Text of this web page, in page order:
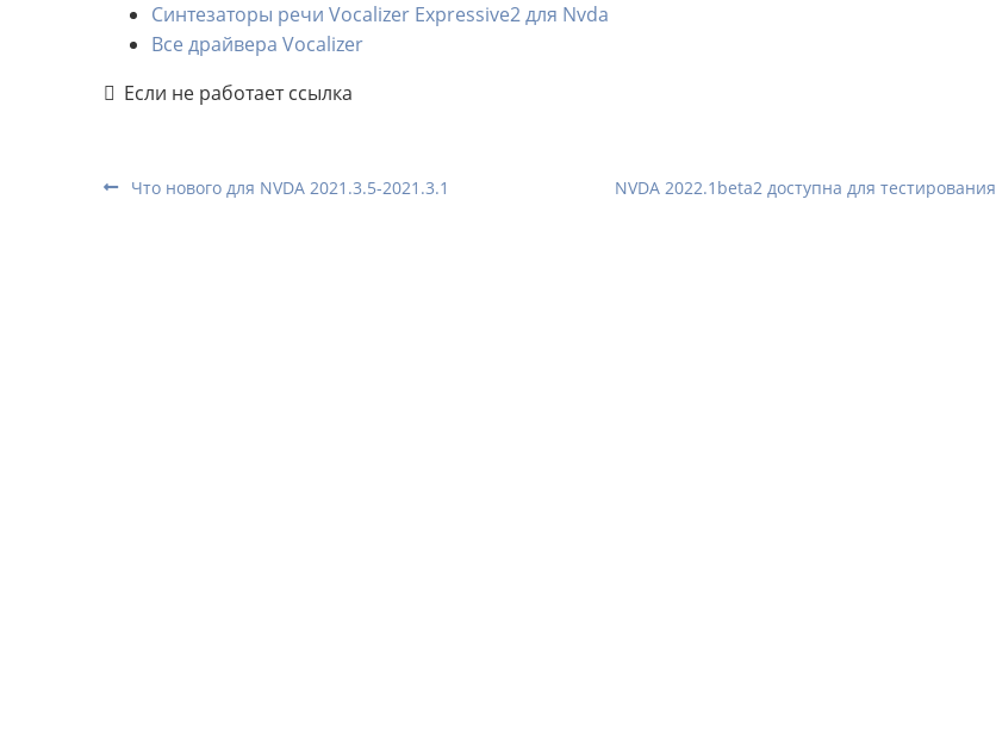
Синтезаторы речи Vocalizer Expressive2 для Nvda
Все драйвера Vocalizer
Если не работает ссылка
Что нового для NVDA 2021.3.5-2021.3.1 NVDA 2022.1beta2 доступна для тестирования